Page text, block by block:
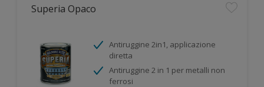
Superia Opaco
Antiruggine 2in1, applicazione
diretta
Antiruggine 2 in 1 per metalli non
ferrosi